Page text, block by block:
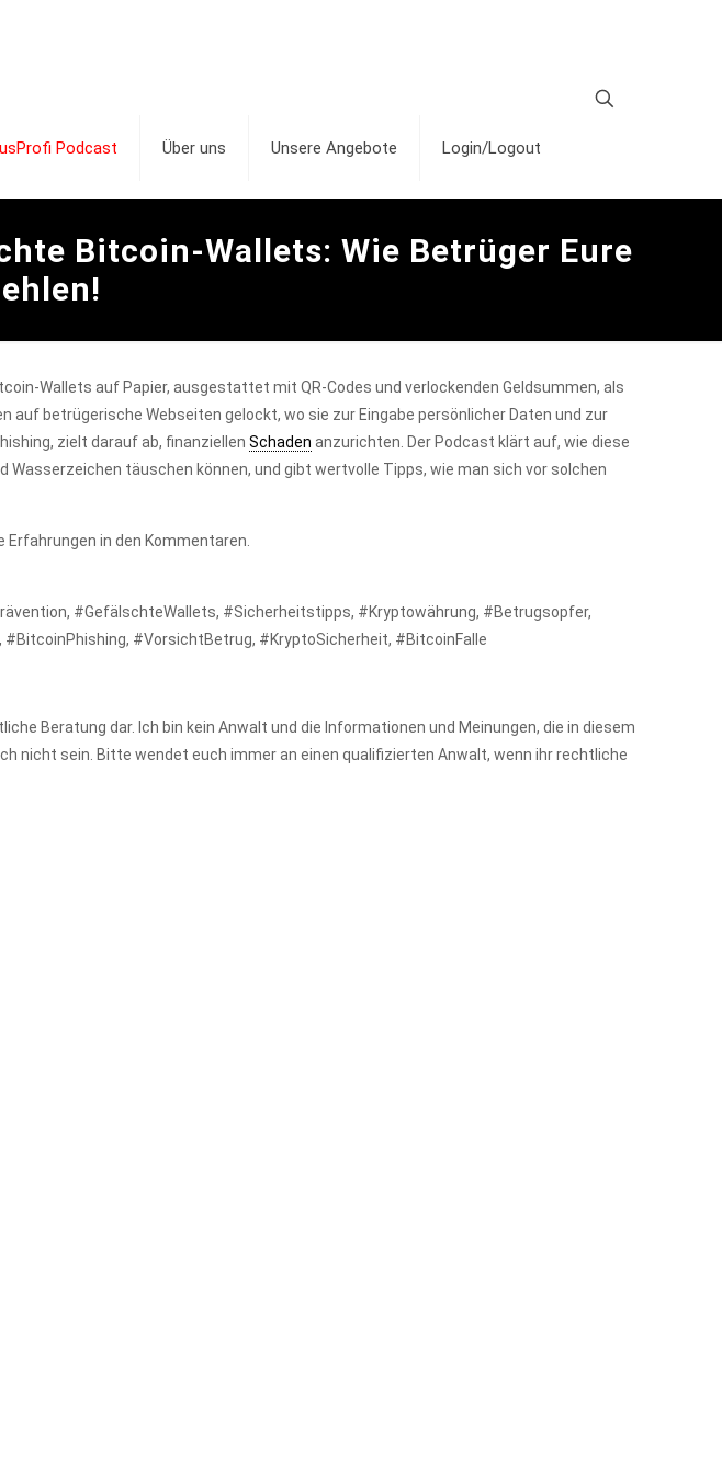
Podcast Über uns Unsere Angebote Login/Logout
Bitcoin-Wallets: Wie Betrüger Eure
Wallets auf Papier, ausgestattet mit QR-Codes und verlockenden Geldsummen, als
auf betrügerische Webseiten gelockt, wo sie zur Eingabe persönlicher Daten und zur
zielt darauf ab, finanziellenSchaden anzurichten. Der Podcast klärt auf, wie diese
täuschen können, und gibt wertvolle Tipps, wie man sich vor solchen
in den Kommentaren.
#GefälschteWallets, #Sicherheitstipps, #Kryptowährung, #Betrugsopfer,
#VorsichtBetrug, #KryptoSicherheit, #BitcoinFalle
Beratung dar. Ich bin kein Anwalt und die Informationen und Meinungen, die in diesem
nicht sein. Bitte wendet euch immer an einen qualifizierten Anwalt, wenn ihr rechtliche